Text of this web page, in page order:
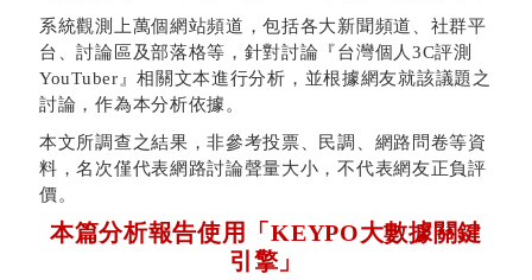
系統觀測上萬個網站頻道，包括各大新聞頻道、社群平
台、討論區及部落格等，針對討論『台灣個人3C評測
YouTuber』相關文本進行分析 ，並根據網友就該議題之
討論，作為本分析依據。
本文所調查之結果，非參考投票、民調、網路問卷等資
料，名次僅代表網路討論聲量大小，不代表網友正負評
價。
本篇分析報告使用「KEYPO大數據關鍵
引擎」